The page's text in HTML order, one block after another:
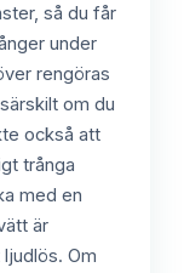
så du får
under
rengöras
om du
också att
trånga
med en
är
Om